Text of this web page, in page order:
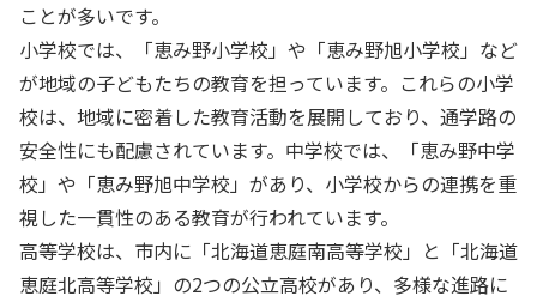
ことが多いです。
小学校では、「恵み野小学校」や「恵み野旭小学校」など
が地域の子どもたちの教育を担っています。これらの小学
校は、地域に密着した教育活動を展開しており、通学路の
安全性にも配慮されています。中学校では、「恵み野中学
校」や「恵み野旭中学校」があり、小学校からの連携を重
視した一貫性のある教育が行われています。
高等学校は、市内に「北海道恵庭南高等学校」と「北海道
恵庭北高等学校」の2つの公立高校があり、多様な進路に